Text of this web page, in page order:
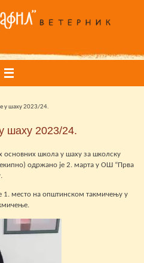
у шаху 2023/24.
шаху 2023/24.
школа у шаху за школску
одржано је 2. марта у ОШ “Прва
1. место на општинском такмичењу у